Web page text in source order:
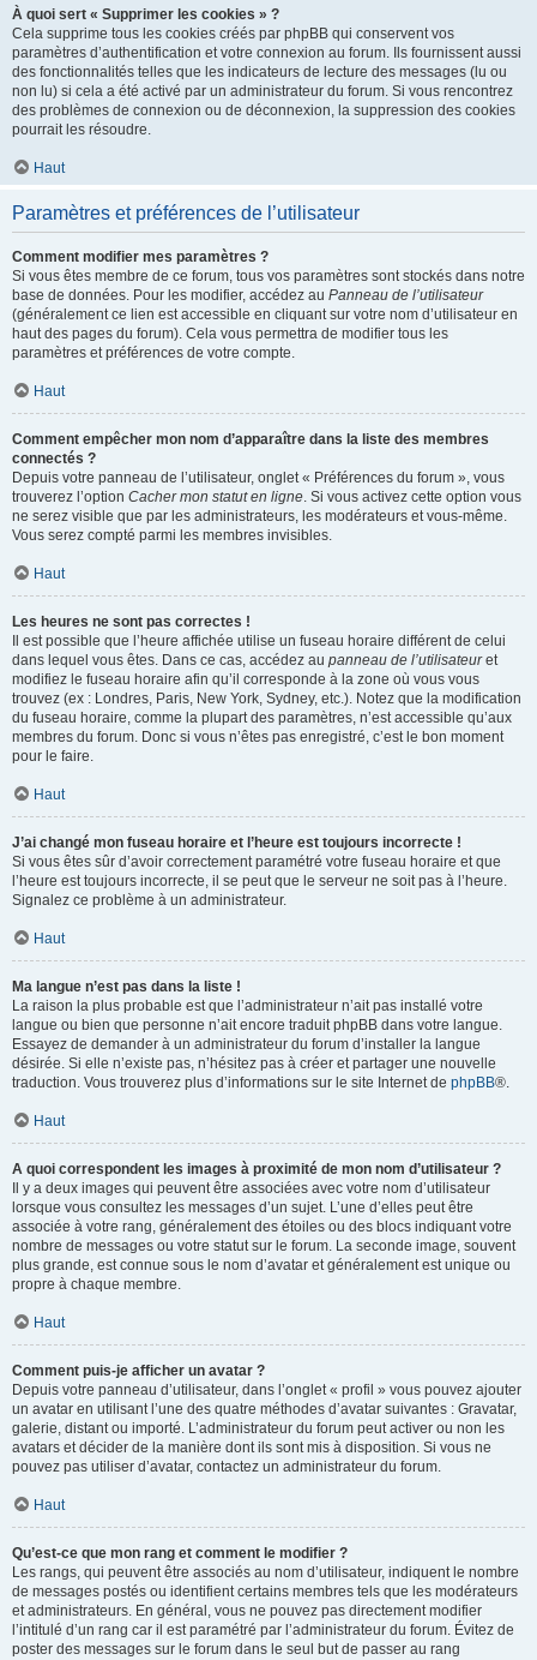
À quoi sert « Supprimer les cookies » ?
Cela supprime tous les cookies créés par phpBB qui conservent vos
paramètres d’authentification et votre connexion au forum. Ils fournissent aussi
des fonctionnalités telles que les indicateurs de lecture des messages (lu ou
non lu) si cela a été activé par un administrateur du forum. Si vous rencontrez
des problèmes de connexion ou de déconnexion, la suppression des cookies
pourrait les résoudre.
Haut
Paramètres et préférences de l’utilisateur
Comment modifier mes paramètres ?
Si vous êtes membre de ce forum, tous vos paramètres sont stockés dans notre
base de données. Pour les modifier, accédez au Panneau de l’utilisateur
(généralement ce lien est accessible en cliquant sur votre nom d’utilisateur en
haut des pages du forum). Cela vous permettra de modifier tous les
paramètres et préférences de votre compte.
Haut
Comment empêcher mon nom d’apparaître dans la liste des membres
connectés ?
Depuis votre panneau de l’utilisateur, onglet « Préférences du forum », vous
trouverez l’option Cacher mon statut en ligne. Si vous activez cette option vous
ne serez visible que par les administrateurs, les modérateurs et vous-même.
Vous serez compté parmi les membres invisibles.
Haut
Les heures ne sont pas correctes !
Il est possible que l’heure affichée utilise un fuseau horaire différent de celui
dans lequel vous êtes. Dans ce cas, accédez au panneau de l’utilisateuret
modifiez le fuseau horaire afin qu’il corresponde à la zone où vous vous
trouvez (ex : Londres, Paris, New York, Sydney, etc.). Notez que la modification
du fuseau horaire, comme la plupart des paramètres, n’est accessible qu’aux
membres du forum. Donc si vous n’êtes pas enregistré, c’est le bon moment
pour le faire.
Haut
J’ai changé mon fuseau horaire et l’heure est toujours incorrecte !
Si vous êtes sûr d’avoir correctement paramétré votre fuseau horaire et que
l’heure est toujours incorrecte, il se peut que le serveur ne soit pas à l’heure.
Signalez ce problème à un administrateur.
Haut
Ma langue n’est pas dans la liste !
La raison la plus probable est que l’administrateur n’ait pas installé votre
langue ou bien que personne n’ait encore traduit phpBB dans votre langue.
Essayez de demander à un administrateur du forum d’installer la langue
désirée. Si elle n’existe pas, n’hésitez pas à créer et partager une nouvelle
traduction. Vous trouverez plus d’informations sur le site Internet de phpBB®.
Haut
A quoi correspondent les images à proximité de mon nom d’utilisateur ?
Il y a deux images qui peuvent être associées avec votre nom d’utilisateur
lorsque vous consultez les messages d’un sujet. L’une d’elles peut être
associée à votre rang, généralement des étoiles ou des blocs indiquant votre
nombre de messages ou votre statut sur le forum. La seconde image, souvent
plus grande, est connue sous le nom d’avatar et généralement est unique ou
propre à chaque membre.
Haut
Comment puis-je afficher un avatar ?
Depuis votre panneau d’utilisateur, dans l’onglet « profil » vous pouvez ajouter
un avatar en utilisant l’une des quatre méthodes d’avatar suivantes : Gravatar,
galerie, distant ou importé. L’administrateur du forum peut activer ou non les
avatars et décider de la manière dont ils sont mis à disposition. Si vous ne
pouvez pas utiliser d’avatar, contactez un administrateur du forum.
Haut
Qu’est-ce que mon rang et comment le modifier ?
Les rangs, qui peuvent être associés au nom d’utilisateur, indiquent le nombre
de messages postés ou identifient certains membres tels que les modérateurs
et administrateurs. En général, vous ne pouvez pas directement modifier
l’intitulé d’un rang car il est paramétré par l’administrateur du forum. Évitez de
poster des messages sur le forum dans le seul but de passer au rang